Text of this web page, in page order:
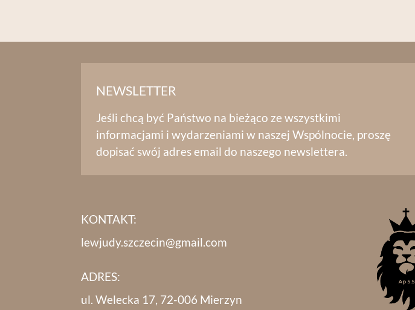
NEWSLETTER
Jeśli chcą być Państwo na bieżąco ze wszystkimi
informacjami i wydarzeniami w naszej Wspólnocie, proszę
dopisać swój adres email do naszego newslettera.
KONTAKT:
lewjudy.szczecin@gmail.com
ADRES:
ul. Welecka 17, 72-006 Mierzyn